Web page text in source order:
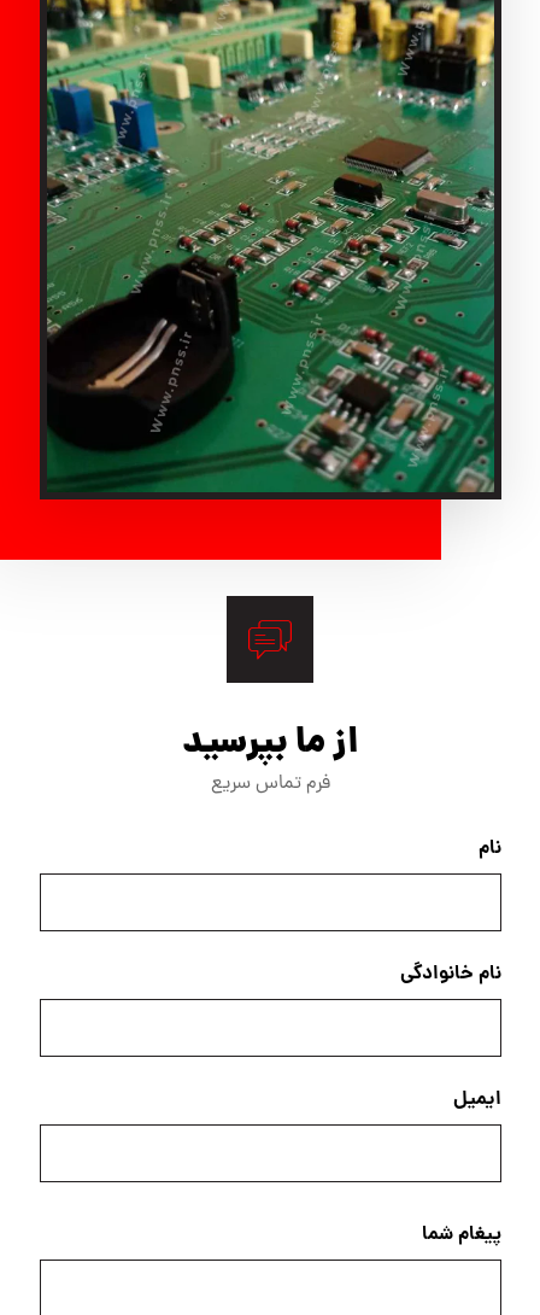
از ما بپرسید
فرم تماس سریع
نام
نام خانوادگی
ایمیل
پیغام شما